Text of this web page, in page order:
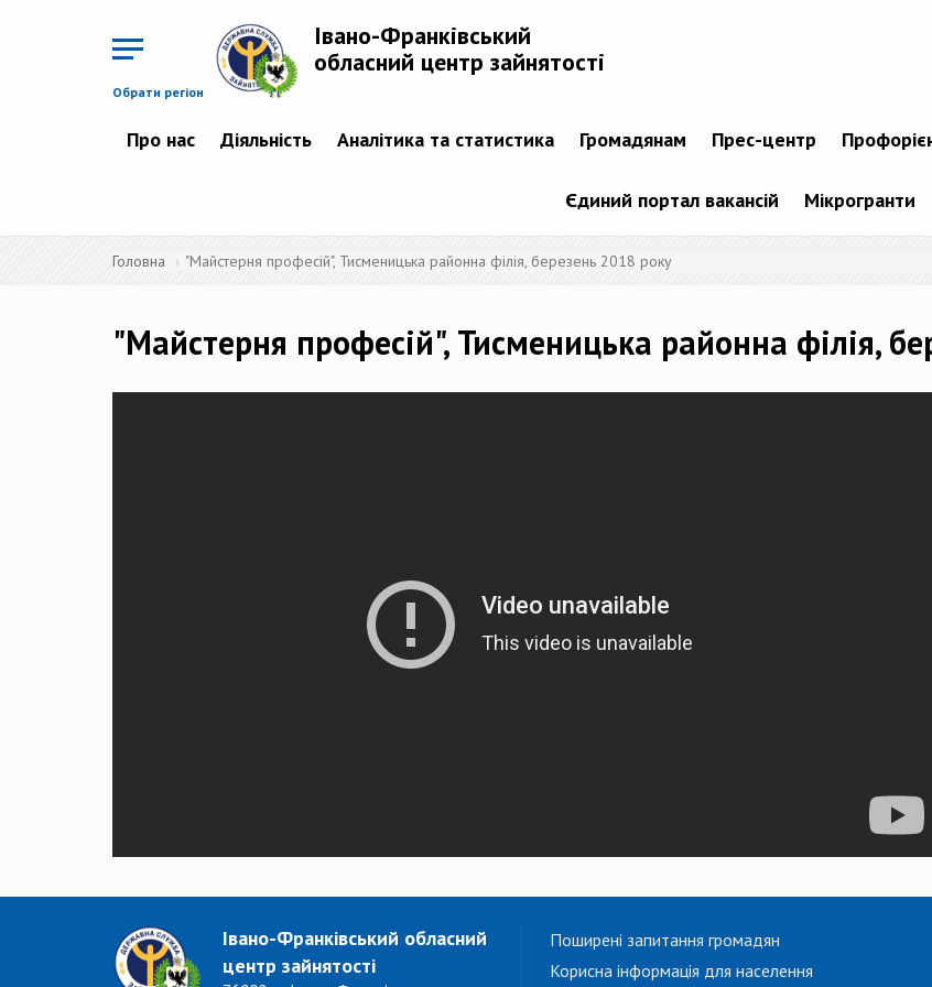
Обрати регіон
Івано-Франківський
обласний центр зайнятості
Про нас Діяльність Аналітика та статистика Громадянам Прес-центр
Єдиний портал вакансій Мікрогранти
Головна "Майстерня професій", Тисменицька районна філія, березень 2018 року
"Майстерня професій", Тисменицька районна філія,
Івано-Франківський обласний
центр зайнятості
Поширені запитання громадян
Корисна інформація для населення